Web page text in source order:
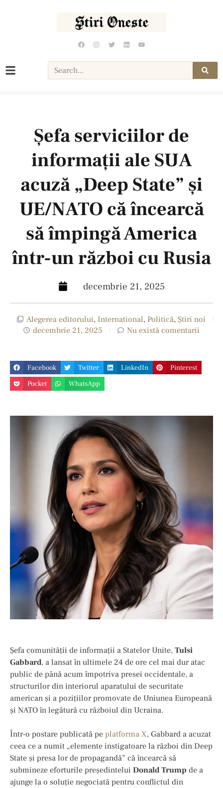
Șefa serviciilor de
informații ale SUA
acuză „Deep State” și
UE/NATO că încearcă
să împingă America
într-un război cu Rusia
decembrie 21, 2025
Alegerea editorului, International, Politică, Ştiri noi
decembrie 21, 2025
Nu există comentarii
Facebook Twitter LinkedIn
Pinterest
Pocket
WhatsApp
Șefa comunității de informații a Statelor Unite, Tulsi
Gabbard, a lansat în ultimele 24 de ore cel mai dur atac
public de până acum împotriva presei occidentale, a
structurilor din interiorul aparatului de securitate
american și a pozițiilor promovate de Uniunea Europeană
și NATO în legătură cu războiul din Ucraina.
Într-o postare publicată pe platforma X, Gabbard a acuzat
ceea ce a numit „elemente instigatoare la război din Deep
State și presa lor de propagandă” că încearcă să
submineze eforturile președintelui Donald Trump de a
ajunge la o soluție negociată pentru conflictul din